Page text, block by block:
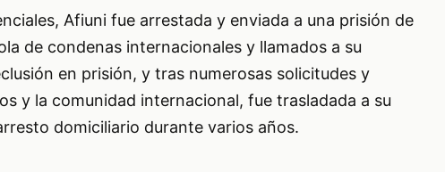
Afiuni fue arrestada y enviada a una prisión de
de condenas internacionales y llamados a su
en prisión, y tras numerosas solicitudes y
y la comunidad internacional, fue trasladada a su
domiciliario durante varios años.